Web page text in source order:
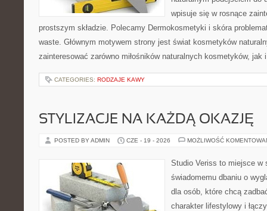
wpisuje się w rosnące
prostszym składzie. Polecamy Dermokosmetyki i skóra
waste. Głównym motywem strony jest świat kosmetyków
zainteresować zarówno miłośników naturalnych kosmetyków,
CATEGORIES: RODZAJE KAWY
STYLIZACJE NA KAŻDĄ OKAZJĘ
POSTED BY ADMIN CZE - 19 - 2026 MOŻLIWOŚĆ
Studio Veriss to miejsce w
świadomemu dbaniu o
dla osób, które chcą
charakter lifestylowy i